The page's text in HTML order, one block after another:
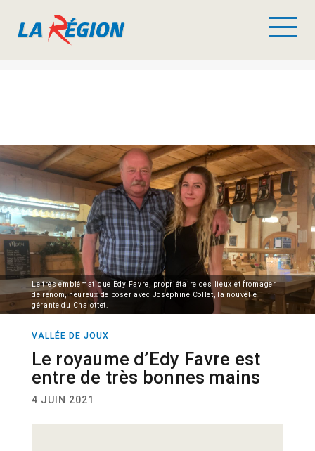
Le très emblématique Edy Favre, propriétaire des lieux et fromager
de renom, heureux de poser avec Joséphine Collet, la nouvelle
gérante du Chalottet.
VALLÉE DE JOUX
Le royaume d’Edy Favre est
entre de très bonnes mains
4 JUIN 2021